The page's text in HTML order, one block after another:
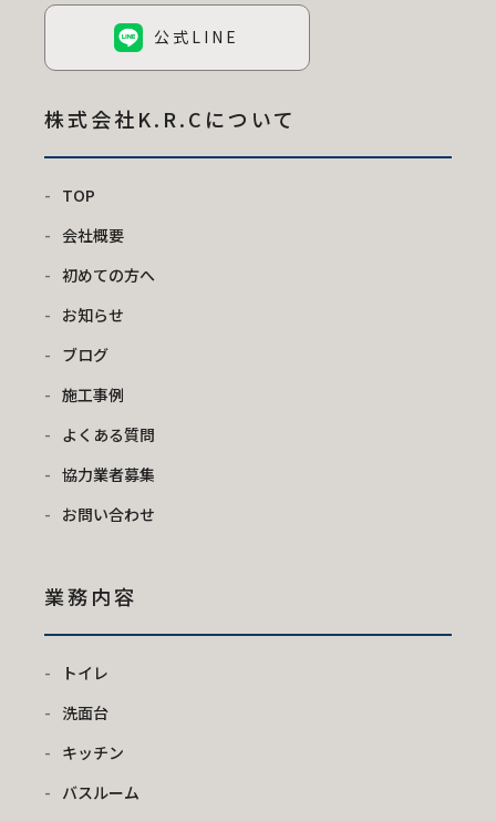
公式LINE
株式会社K.R.C について
TOP
会社概要
初めての方へ
お知らせ
ブログ
施工事例
よくある質問
協力業者募集
お問い合わせ
業務内容
トイレ
洗面台
キッチン
バスルーム